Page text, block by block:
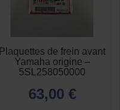
Plaquettes de frein avant
Yamaha origine –
5SL258050000
63,00 €
APERÇU
RAPIDE